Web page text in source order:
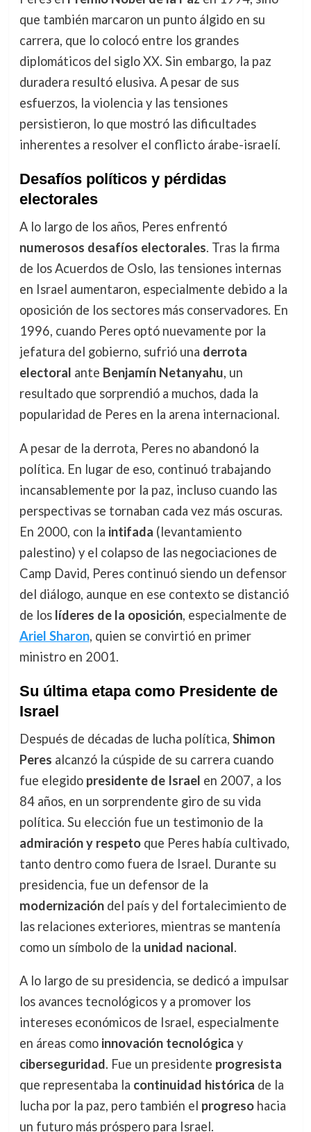
que también marcaron un punto álgido en su
carrera, que lo colocó entre los grandes
diplomáticos del siglo XX. Sin embargo, la paz
duradera resultó elusiva. A pesar de sus
esfuerzos, la violencia y las tensiones
persistieron, lo que mostró las dificultades
inherentes a resolver el conflicto árabe-israelí.
Desafíos políticos y pérdidas
electorales
A lo largo de los años, Peres enfrentó
numerosos desafíos electorales. Tras la firma
de los Acuerdos de Oslo, las tensiones internas
en Israel aumentaron, especialmente debido a la
oposición de los sectores más conservadores. En
1996, cuando Peres optó nuevamente por la
jefatura del gobierno, sufrió una derrota
electoral ante Benjamín Netanyahu, un
resultado que sorprendió a muchos, dada la
popularidad de Peres en la arena internacional.
A pesar de la derrota, Peres no abandonó la
política. En lugar de eso, continuó trabajando
incansablemente por la paz, incluso cuando las
perspectivas se tornaban cada vez más oscuras.
En 2000, con la intifada (levantamiento
palestino) y el colapso de las negociaciones de
Camp David, Peres continuó siendo un defensor
del diálogo, aunque en ese contexto se distanció
de los líderes de la oposición, especialmente de
Ariel Sharon, quien se convirtió en primer
ministro en 2001.
Su última etapa como Presidente de
Israel
Después de décadas de lucha política, Shimon
Peres alcanzó la cúspide de su carrera cuando
fue elegido presidente de Israel en 2007, a los
84 años, en un sorprendente giro de su vida
política. Su elección fue un testimonio de la
admiración y respetoque Peres había cultivado,
tanto dentro como fuera de Israel. Durante su
presidencia, fue un defensor de la
modernizacióndel país y del fortalecimiento de
las relaciones exteriores, mientras se mantenía
como un símbolo de la unidad nacional.
A lo largo de su presidencia, se dedicó a impulsar
los avances tecnológicos y a promover los
intereses económicos de Israel, especialmente
en áreas como innovación tecnológica y
ciberseguridad. Fue un presidente progresista
que representaba la continuidad histórica de la
lucha por la paz, pero también el progresohacia
un futuro más próspero para Israel.